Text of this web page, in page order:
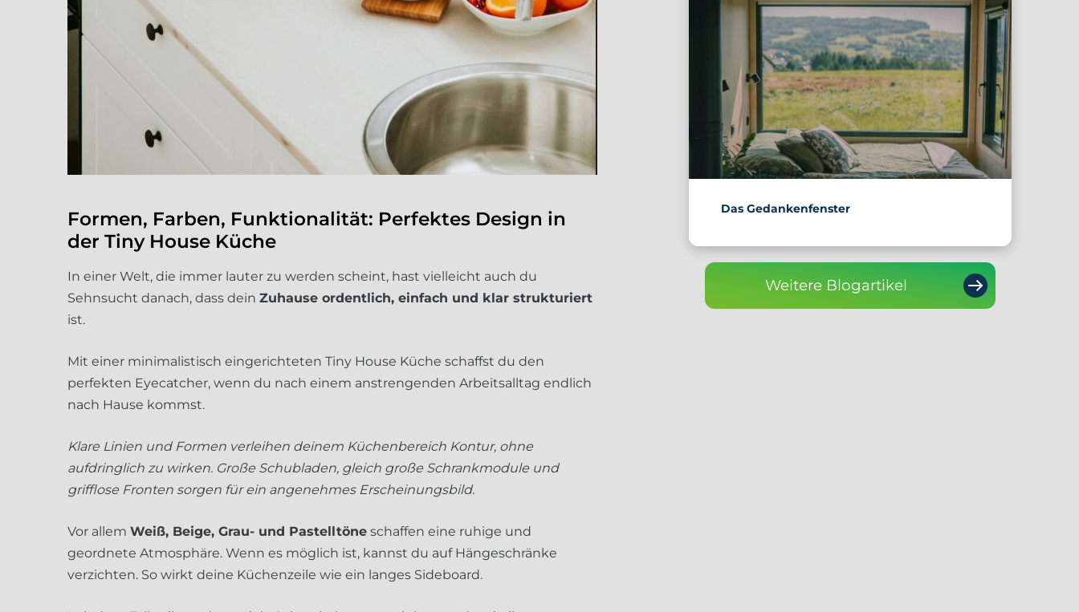
Formen, Farben, Funktionalität: Perfektes Design in
der Tiny House Küche
In einer Welt, die immer lauter zu werden scheint, hast vielleicht auch du
Sehnsucht danach, dass dein Zuhause ordentlich, einfach und klar strukturiert
ist.
Mit einer minimalistisch eingerichteten Tiny House Küche schaffst du den
perfekten Eyecatcher, wenn du nach einem anstrengenden Arbeitsalltag endlich
nach Hause kommst.
Klare Linien und Formen verleihen deinem Küchenbereich Kontur, ohne
aufdringlich zu wirken. Große Schubladen, gleich große Schrankmodule und
grifflose Fronten sorgen für ein angenehmes Erscheinungsbild.
Vor allem Weiß, Beige, Grau- und Pastelltöne schaffen eine ruhige und
geordnete Atmosphäre. Wenn es möglich ist, kannst du auf Hängeschränke
verzichten. So wirkt deine Küchenzeile wie ein langes Sideboard.
Das Gedankenfenster
Weitere Blogartikel